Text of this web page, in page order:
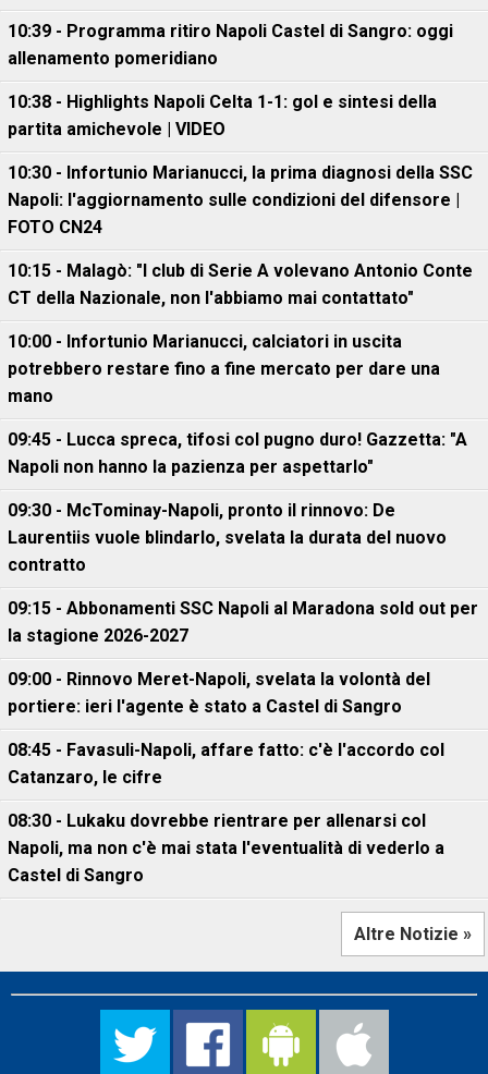
10:39 - Programma ritiro Napoli Castel di Sangro: oggi
allenamento pomeridiano
10:38 - Highlights Napoli Celta 1-1: gol e sintesi della
partita amichevole | VIDEO
10:30 - Infortunio Marianucci, la prima diagnosi della SSC
Napoli: l'aggiornamento sulle condizioni del difensore |
FOTO CN24
10:15 - Malagò: "I club di Serie A volevano Antonio Conte
CT della Nazionale, non l'abbiamo mai contattato"
10:00 - Infortunio Marianucci, calciatori in uscita
potrebbero restare fino a fine mercato per dare una
mano
09:45 - Lucca spreca, tifosi col pugno duro! Gazzetta: "A
Napoli non hanno la pazienza per aspettarlo"
09:30 - McTominay-Napoli, pronto il rinnovo: De
Laurentiis vuole blindarlo, svelata la durata del nuovo
contratto
09:15 - Abbonamenti SSC Napoli al Maradona sold out per
la stagione 2026-2027
09:00 - Rinnovo Meret-Napoli, svelata la volontà del
portiere: ieri l'agente è stato a Castel di Sangro
08:45 - Favasuli-Napoli, affare fatto: c'è l'accordo col
Catanzaro, le cifre
08:30 - Lukaku dovrebbe rientrare per allenarsi col
Napoli, ma non c'è mai stata l'eventualità di vederlo a
Castel di Sangro
Altre Notizie »